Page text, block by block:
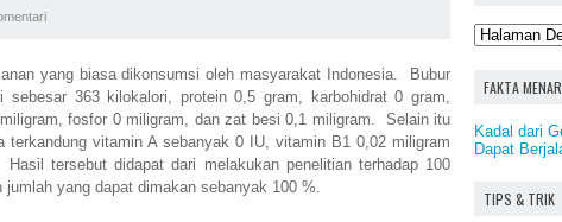
yang biasa dikonsumsi oleh masyarakat Indonesia. Bubur
sebesar 363 kilokalori, protein 0,5 gram, karbohidrat 0 gram,
fosfor 0 miligram, dan zat besi 0,1 miligram. Selain itu
terkandung vitamin A sebanyak 0 IU, vitamin B1 0,02 miligram
tersebut didapat dari melakukan penelitian terhadap 100
jumlah yang dapat dimakan sebanyak 100 %.
FAKTA
Kadal dari
Dapat
TIPS & TRIK